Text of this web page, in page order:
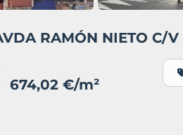
RAMÓN NIETO C/V
674,02 €/m²